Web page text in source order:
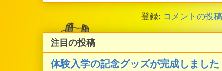
登録: コメントの投
注目の投稿
体験入学の記念グッズが完成しました